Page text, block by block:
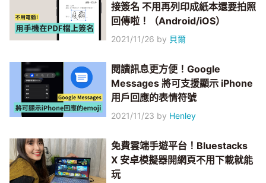
接簽名 不用再列印成紙本還要拍照
回傳啦！（Android/iOS）
2021/11/26 by 貝爾
閱讀訊息更方便！Google
Messages 將可支援顯示 iPhone
用戶回應的表情符號
2021/11/23 by Henley
免費雲端手遊平台！Bluestacks
X 安卓模擬器開網頁不用下載就能
玩